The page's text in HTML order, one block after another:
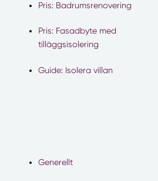
Pris: Badrumsrenovering
Pris: Fasadbyte med
tilläggsisolering
Guide: Isolera villan
Generellt